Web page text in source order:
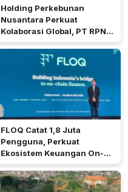
Holding Perkebunan
Nusantara Perkuat
Kolaborasi Global, PT RPN
Terima Kunjungan Duke
Corporate Education
FLOQ Catat 1,8 Juta
Pengguna, Perkuat
Ekosistem Keuangan On-
Chain Bersama AWS